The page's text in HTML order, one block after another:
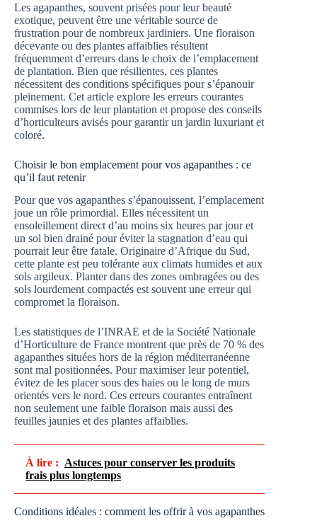
Les agapanthes, souvent prisées pour leur beauté
exotique, peuvent être une véritable source de
frustration pour de nombreux jardiniers. Une floraison
décevante ou des plantes affaiblies résultent
fréquemment d’erreurs dans le choix de l’emplacement
de plantation. Bien que résilientes, ces plantes
nécessitent des conditions spécifiques pour s’épanouir
pleinement. Cet article explore les erreurs courantes
commises lors de leur plantation et propose des conseils
d’horticulteurs avisés pour garantir un jardin luxuriant et
coloré.
Choisir le bon emplacement pour vos agapanthes : ce
qu’il faut retenir
Pour que vos agapanthes s’épanouissent, l’emplacement
joue un rôle primordial. Elles nécessitent un
ensoleillement direct d’au moins six heures par jour et
un sol bien drainé pour éviter la stagnation d’eau qui
pourrait leur être fatale. Originaire d’Afrique du Sud,
cette plante est peu tolérante aux climats humides et aux
sols argileux. Planter dans des zones ombragées ou des
sols lourdement compactés est souvent une erreur qui
compromet la floraison.
Les statistiques de l’INRAE et de la Société Nationale
d’Horticulture de France montrent que près de 70 % des
agapanthes situées hors de la région méditerranéenne
sont mal positionnées. Pour maximiser leur potentiel,
évitez de les placer sous des haies ou le long de murs
orientés vers le nord. Ces erreurs courantes entraînent
non seulement une faible floraison mais aussi des
feuilles jaunies et des plantes affaiblies.
À lire : Astuces pour conserver les produits
frais plus longtemps
Conditions idéales : comment les offrir à vos agapanthes